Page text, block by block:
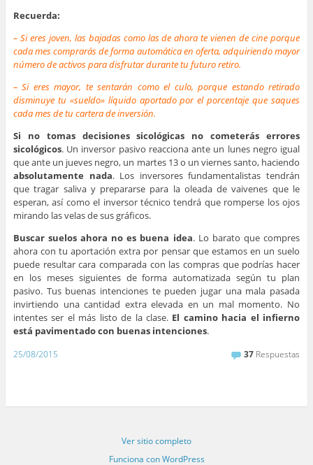
Recuerda:
– Si eres joven, las bajadas como las de ahora te vienen de cine porque
cada mes comprarás de forma automática en oferta, adquiriendo mayor
número de activos para disfrutar durante tu futuro retiro.
– Si eres mayor, te sentarán como el culo, porque estando retirado
disminuye tu «sueldo» líquido aportado por el porcentaje que saques
cada mes de tu cartera de inversión.
Si no tomas decisiones sicológicas no cometerás errores
sicológicos. Un inversor pasivo reacciona ante un lunes negro igual
que ante un jueves negro, un martes 13 o un viernes santo, haciendo
absolutamente nada. Los inversores fundamentalistas tendrán
que tragar saliva y prepararse para la oleada de vaivenes que le
esperan, así como el inversor técnico tendrá que romperse los ojos
mirando las velas de sus gráficos.
Buscar suelos ahora no es buena idea. Lo barato que compres
ahora con tu aportación extra por pensar que estamos en un suelo
puede resultar cara comparada con las compras que podrías hacer
en los meses siguientes de forma automatizada según tu plan
pasivo. Tus buenas intenciones te pueden jugar una mala pasada
invirtiendo una cantidad extra elevada en un mal momento. No
intentes ser el más listo de la clase. El camino hacia el infierno
está pavimentado con buenas intenciones.
25/08/2015 37 Respuestas
Ver sitio completo
Funciona con WordPress